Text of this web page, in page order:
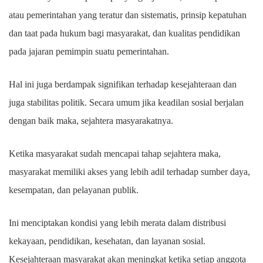
atau pemerintahan yang teratur dan sistematis, prinsip kepatuhan
dan taat pada hukum bagi masyarakat, dan kualitas pendidikan
pada jajaran pemimpin suatu pemerintahan.
Hal ini juga berdampak signifikan terhadap kesejahteraan dan
juga stabilitas politik. Secara umum jika keadilan sosial berjalan
dengan baik maka, sejahtera masyarakatnya.
Ketika masyarakat sudah mencapai tahap sejahtera maka,
masyarakat memiliki akses yang lebih adil terhadap sumber daya,
kesempatan, dan pelayanan publik.
Ini menciptakan kondisi yang lebih merata dalam distribusi
kekayaan, pendidikan, kesehatan, dan layanan sosial.
Kesejahteraan masyarakat akan meningkat ketika setiap anggota